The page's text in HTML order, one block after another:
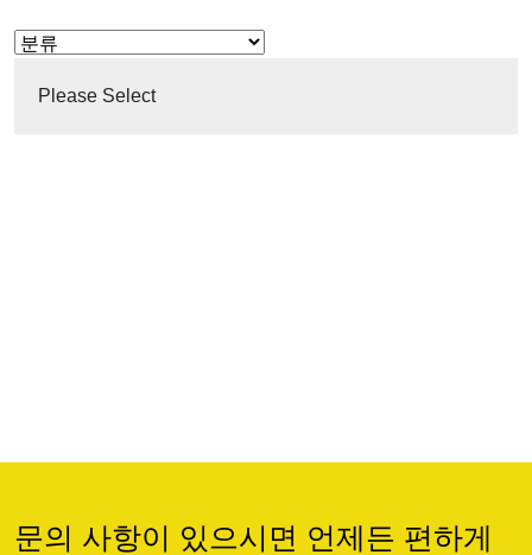
다운로드
Please Select
문의 사항이 있으시면 언제든 편하게